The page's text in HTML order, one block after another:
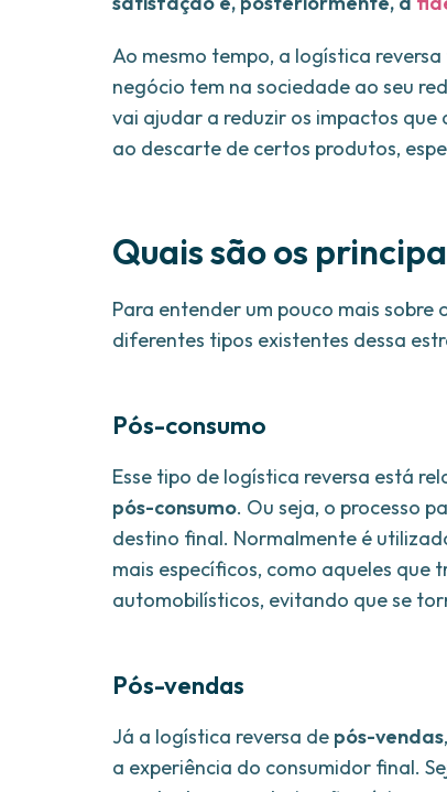
Ao mesmo tempo, a logística
negócio tem na sociedade ao seu
vai ajudar a reduzir os impactos que
ao descarte de certos produtos,
Quais são os
Para entender um pouco mais sobre
diferentes tipos existentes dessa
Pós-consumo
Esse tipo de logística reversa está
pós-consumo. Ou seja, o processo
destino final. Normalmente é
mais específicos, como aqueles que
automobilísticos, evitando que se
Pós-vendas
Já a logística reversa de pós-vendas
a experiência do consumidor final.